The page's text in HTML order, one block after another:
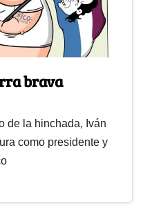
brava
de la hinchada, Iván
como presidente y